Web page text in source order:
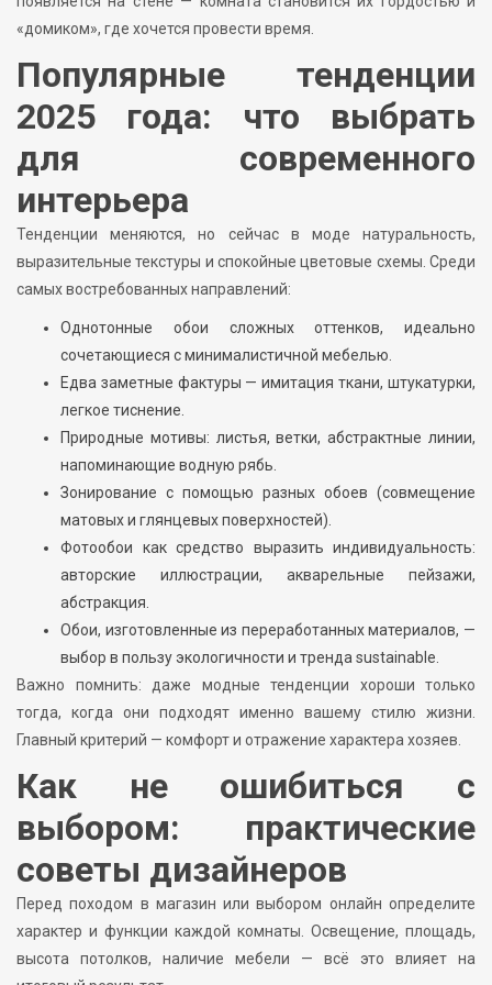
«домиком», где хочется провести время.
Популярные тенденции
2025 года: что выбрать
для современного
интерьера
Тенденции меняются, но сейчас в моде натуральность,
выразительные текстуры и спокойные цветовые схемы. Среди
самых востребованных направлений:
Однотонные обои сложных оттенков, идеально
сочетающиеся с минималистичной мебелью.
Едва заметные фактуры — имитация ткани, штукатурки,
легкое тиснение.
Природные мотивы: листья, ветки, абстрактные линии,
напоминающие водную рябь.
Зонирование с помощью разных обоев (совмещение
матовых и глянцевых поверхностей).
Фотообои как средство выразить индивидуальность:
авторские иллюстрации, акварельные пейзажи,
абстракция.
Обои, изготовленные из переработанных материалов, —
выбор в пользу экологичности и тренда sustainable.
Важно помнить: даже модные тенденции хороши только
тогда, когда они подходят именно вашему стилю жизни.
Главный критерий — комфорт и отражение характера хозяев.
Как не ошибиться с
выбором: практические
советы дизайнеров
Перед походом в магазин или выбором онлайн определите
характер и функции каждой комнаты. Освещение, площадь,
высота потолков, наличие мебели — всё это влияет на